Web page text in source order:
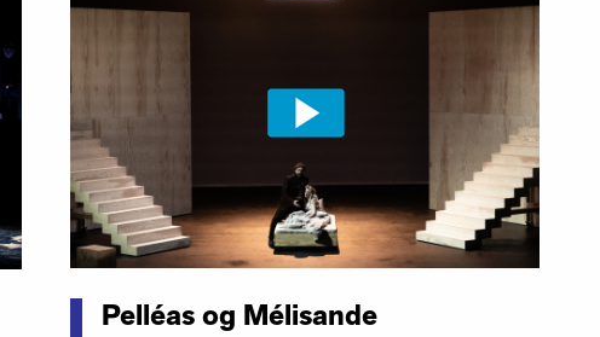
Pelléas og Mélisande